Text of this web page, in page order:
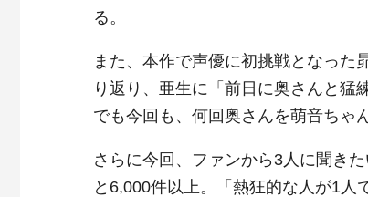
る。
また、本作で声優に初挑戦となっ
り返り、亜生に「前日に奥さんと猛
でも今回も、何回奥さんを萌音ちゃ
さらに今回、ファンから3人に聞き
と6,000件以上。「熱狂的な人が1